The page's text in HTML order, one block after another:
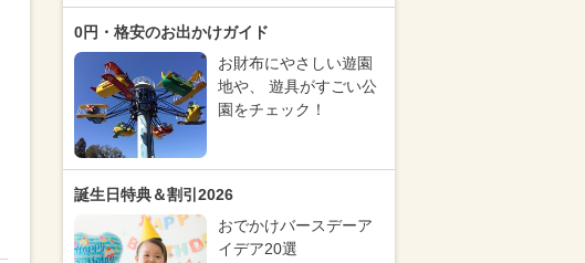
0円・格安のお出かけガイド
お財布にやさしい遊園
地や、 遊具がすごい公
園をチェック！
誕生日特典＆割引2026
おでかけバースデーア
イデア20選